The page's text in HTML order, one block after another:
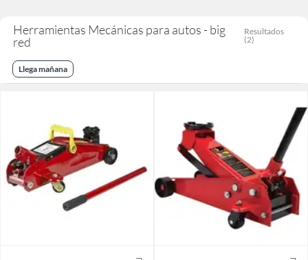
Herramientas Mecánicas para autos - big
red
Resultados
(2)
Llega mañana